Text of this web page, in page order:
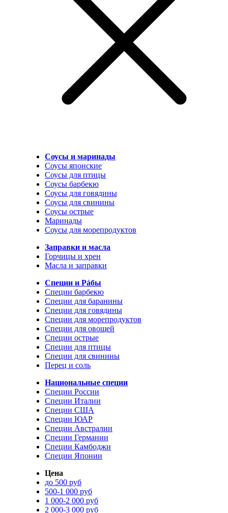
Соусы и маринады
Соусы японские
Соусы для птицы
Соусы барбекю
Соусы для говядины
Соусы для свинины
Соусы острые
Маринады
Соусы для морепродуктов
Заправки и масла
Горчицы и хрен
Масла и заправки
Специи и Рáбы
Специи барбекю
Специи для баранины
Специи для говядины
Специи для морепродуктов
Специи для овощей
Специи острые
Специи для птицы
Специи для свинины
Перец и соль
Национальные специи
Специи России
Специи Италии
Специи США
Специи ЮАР
Специи Австралии
Специи Германии
Специи Камбоджи
Специи Японии
Цена
до 500 руб
500-1 000 руб
1 000-2 000 руб
2 000-3 000 руб